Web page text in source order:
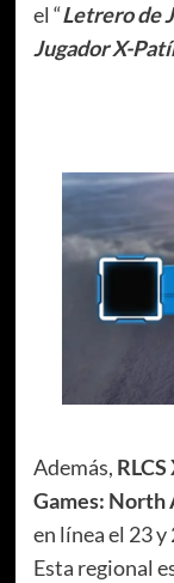
el “Letrero de
Jugador X-
Además,
Games: North
en línea el 23 y
Esta regional